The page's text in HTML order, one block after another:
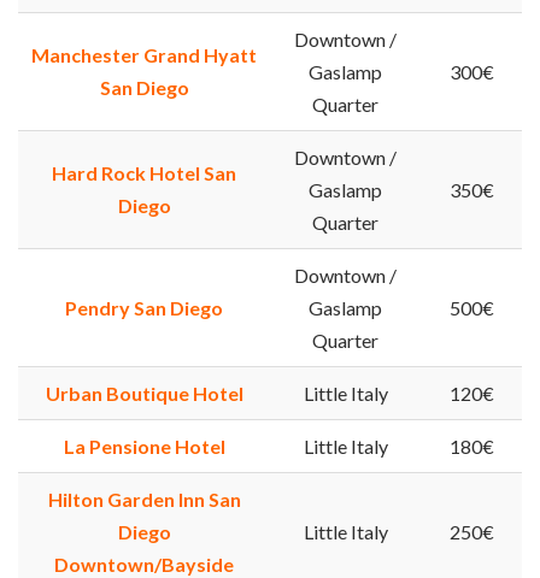
Manchester Grand Hyatt
San Diego
Downtown /
Gaslamp
Quarter
300€
Hard Rock Hotel San
Diego
Downtown /
Gaslamp
Quarter
350€
Pendry San Diego
Downtown /
Gaslamp
Quarter
500€
Urban Boutique Hotel Little Italy 120€
La Pensione Hotel Little Italy 180€
Hilton Garden Inn San
Diego
Downtown/Bayside
Little Italy 250€